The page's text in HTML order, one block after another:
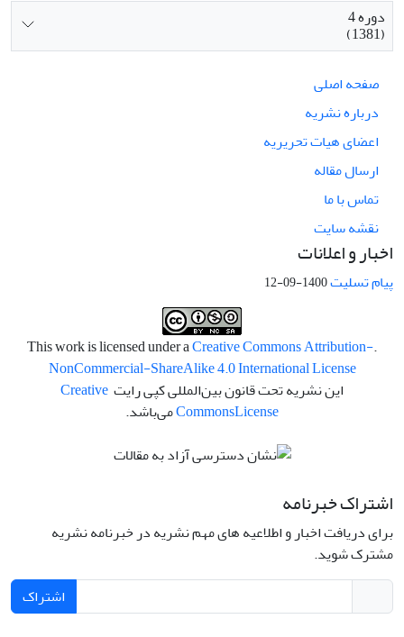
دوره 4
(1381)
صفحه اصلی
درباره نشریه
اعضای هیات تحریریه
ارسال مقاله
تماس با ما
نقشه سایت
اخبار و اعلانات
پیام تسلیت1400-09-12
.This work is licensed under a
Creative Commons Attribution-
NonCommercial-ShareAlike 4.0 International License
این نشریه تحت قانون بین‌المللی کپی رایت Creative
CommonsLicense می‌باشد.
اشتراک خبرنامه
برای دریافت اخبار و اطلاعیه های مهم نشریه در خبرنامه نشریه
مشترک شوید.
اشتراک